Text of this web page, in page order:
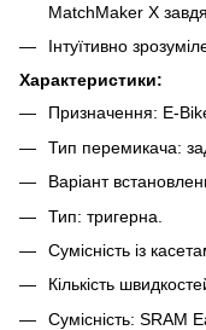
MatchMaker X
Інтуїтивно
Характеристики:
Призначення: E-
Тип перемикача:
Варіант
Тип: тригерна.
Сумісність із
Кількість
Сумісність: SRAM